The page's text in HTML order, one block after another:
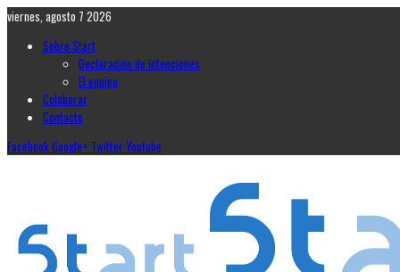
viernes, agosto 7 2026
Sobre Start
Declaración de intenciones
El equipo
Colaborar
Contacto
FacebookGoogle+ TwitterYoutube